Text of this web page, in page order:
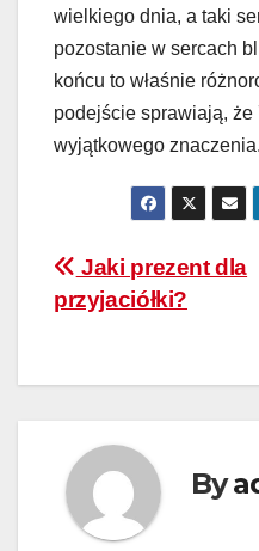
wielkiego dnia, a taki
pozostanie w sercach
końcu to właśnie
podejście sprawiają,
wyjątkowego znaczenia.
Nawigacja
wpisu
Jaki prezent dla
przyjaciółki?
By